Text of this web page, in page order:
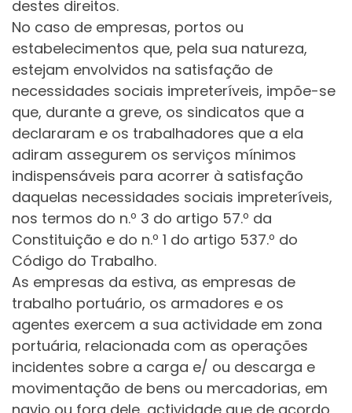
destes direitos.
No caso de empresas, portos ou
estabelecimentos que, pela sua natureza,
estejam envolvidos na satisfação de
necessidades sociais impreteríveis, impõe-se
que, durante a greve, os sindicatos que a
declararam e os trabalhadores que a ela
adiram assegurem os serviços mínimos
indispensáveis para acorrer à satisfação
daquelas necessidades sociais impreteríveis,
nos termos do n.º 3 do artigo 57.º da
Constituição e do n.º 1 do artigo 537.º do
Código do Trabalho.
As empresas da estiva, as empresas de
trabalho portuário, os armadores e os
agentes exercem a sua actividade em zona
portuária, relacionada com as operações
incidentes sobre a carga e/ ou descarga e
movimentação de bens ou mercadorias, em